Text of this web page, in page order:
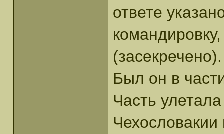
ответе
(засекречено).
Был он в
Часть
Чехословакии